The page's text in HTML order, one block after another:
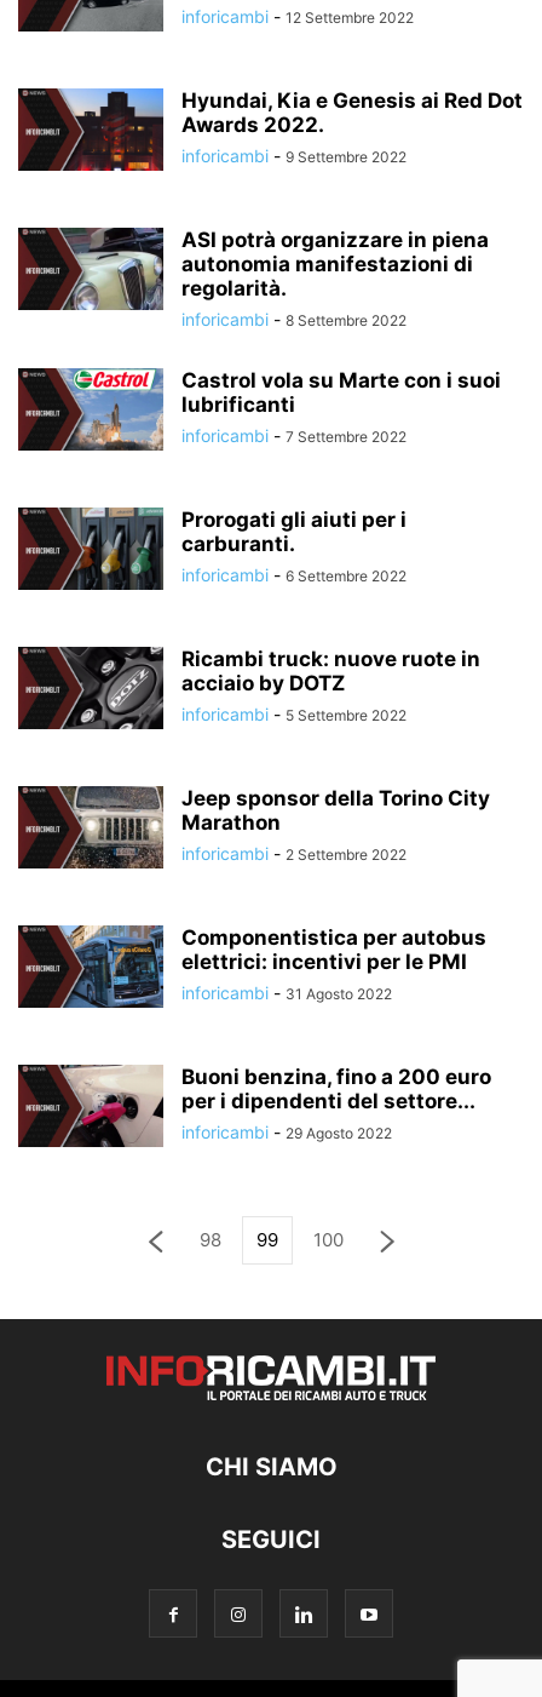
inforicambi - 12 Settembre 2022
Hyundai, Kia e Genesis ai Red Dot
Awards 2022.
inforicambi - 9 Settembre 2022
ASI potrà organizzare in piena
autonomia manifestazioni di
regolarità.
inforicambi - 8 Settembre 2022
Castrol vola su Marte con i suoi
lubrificanti
inforicambi - 7 Settembre 2022
Prorogati gli aiuti per i
carburanti.
inforicambi - 6 Settembre 2022
Ricambi truck: nuove ruote in
acciaio by DOTZ
inforicambi - 5 Settembre 2022
Jeep sponsor della Torino City
Marathon
inforicambi - 2 Settembre 2022
Componentistica per autobus
elettrici: incentivi per le PMI
inforicambi - 31 Agosto 2022
Buoni benzina, fino a 200 euro
per i dipendenti del settore...
inforicambi - 29 Agosto 2022
98 99 100
CHI SIAMO
SEGUICI